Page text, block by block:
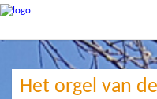
Het orgel van